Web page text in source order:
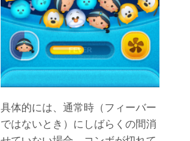
具体的には、通常時（フィーバー
ではないとき）にしばらくの間消